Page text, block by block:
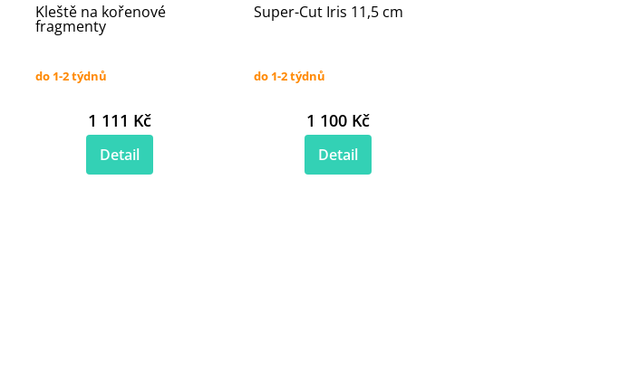
Kleště na kořenové
fragmenty
do 1-2 týdnů
1 111 Kč
Detail
Super-Cut Iris 11,5 cm
do 1-2 týdnů
1 100 Kč
Detail